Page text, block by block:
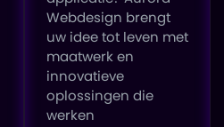
Webdesign brengt
uw idee tot leven met
maatwerk en
innovatieve
oplossingen die
werken